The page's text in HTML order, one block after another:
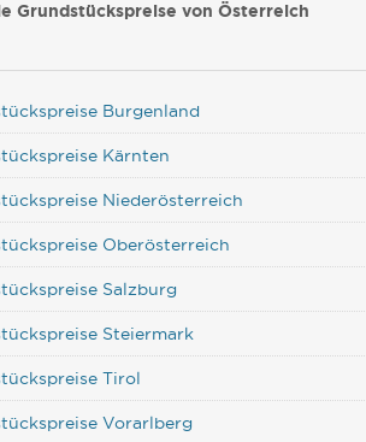
Grundstückspreise von Österreich
Burgenland
Kärnten
Niederösterreich
Oberösterreich
Salzburg
Steiermark
Tirol
Vorarlberg